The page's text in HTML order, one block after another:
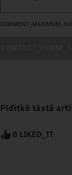
Piditkö tästä
0 LIKED_IT